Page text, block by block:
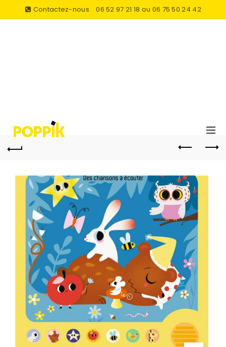
Contactez-nous 06 52 97 21 18 ou 06 75 50 24 42